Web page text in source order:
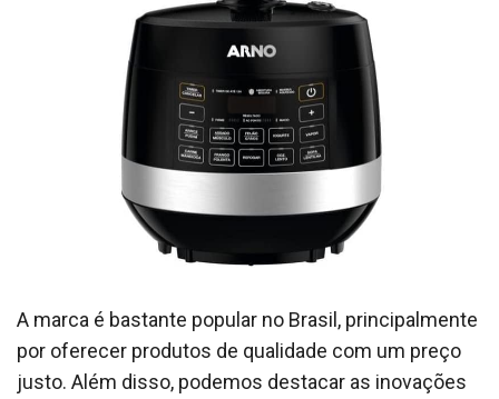
A marca é bastante popular no Brasil, principalmente
por oferecer produtos de qualidade com um preço
justo. Além disso, podemos destacar as inovações